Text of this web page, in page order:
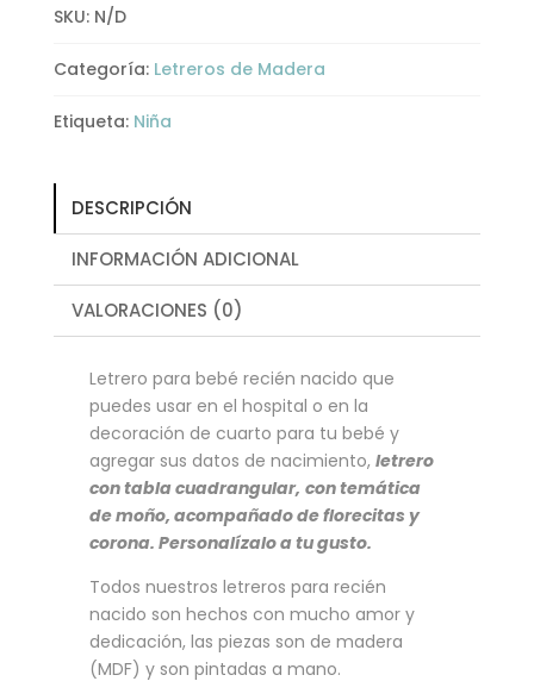
SKU: N/D
Categoría: Letreros de Madera
Etiqueta: Niña
DESCRIPCIÓN
INFORMACIÓN ADICIONAL
VALORACIONES (0)
Letrero para bebé recién nacido que
puedes usar en el hospital o en la
decoración de cuarto para tu bebé y
agregar sus datos de nacimiento, letrero
con tabla cuadrangular, con temática
de moño, acompañado de florecitas y
corona. Personalízalo a tu gusto.
Todos nuestros letreros para recién
nacido son hechos con mucho amor y
dedicación, las piezas son de madera
(MDF) y son pintadas a mano.